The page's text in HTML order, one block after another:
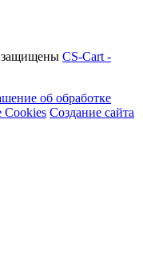
защищены CS-Cart -
об обработке
Cookies Создание сайта